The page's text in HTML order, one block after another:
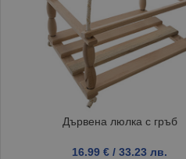
Дървена люлка с гръб
16.99 € / 33.23 лв.